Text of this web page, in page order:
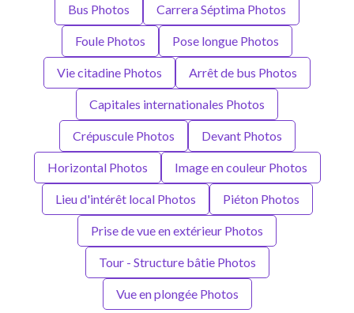
Bus Photos Carrera Séptima Photos
Foule Photos Pose longue Photos
Vie citadine Photos Arrêt de bus Photos
Capitales internationales Photos
Crépuscule Photos Devant Photos
Horizontal Photos Image en couleur Photos
Lieu d'intérêt local Photos Piéton Photos
Prise de vue en extérieur Photos
Tour - Structure bâtie Photos
Vue en plongée Photos